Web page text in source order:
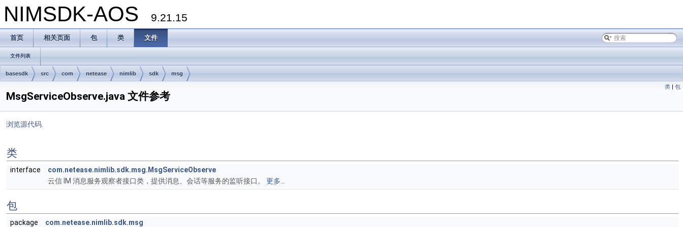
NIMSDK-AOS 9.21.15
首页 相关页面 包 类 文件
文件列表
basesdk src com netease nimlib sdk msg
类 | 包
MsgServiceObserve.java 文件参考
浏览源代码.
类
interface
com.netease.nimlib.sdk.msg.MsgServiceObserve
云信 IM 消息服务观察者接口类，提供消息、会话等服务的监听接口。 更多...
包
package com.netease.nimlib.sdk.msg